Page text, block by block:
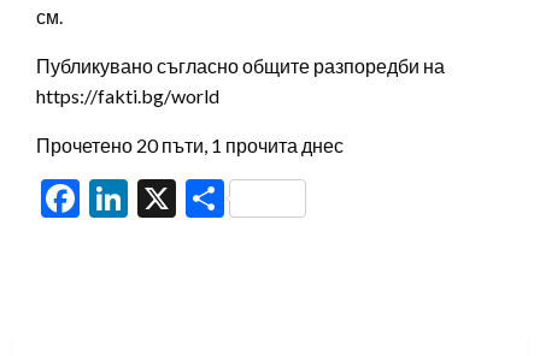
см.
Публикувано съгласно общите разпоредби на
https://fakti.bg/world
Прочетено 20 пъти, 1 прочита днес
Facebook
LinkedIn
X Share